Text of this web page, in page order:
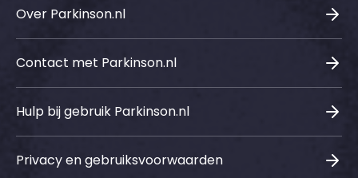
Over Parkinson.nl
Contact met Parkinson.nl
Hulp bij gebruik Parkinson.nl
Privacy en gebruiksvoorwaarden